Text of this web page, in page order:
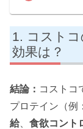
コスト
効果は？
結論： コストコ
プロテイン（例
給
食欲コント